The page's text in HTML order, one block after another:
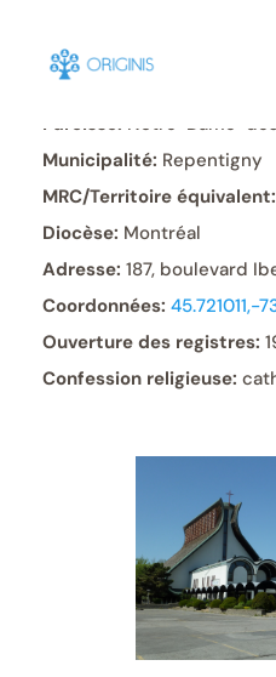
Skip
content
Paroisse: Notre-Dame-
Municipalité: Repentigny
MRC/Territoire équivalent:
Diocèse: Montréal
Adresse: 187, boulevard
Coordonnées: 45.721011,-
Ouverture des registres:
Confession religieuse: